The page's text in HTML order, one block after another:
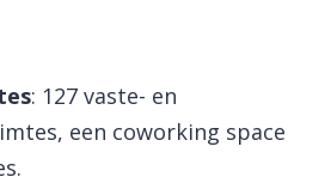
: 127 vaste- en
een coworking space